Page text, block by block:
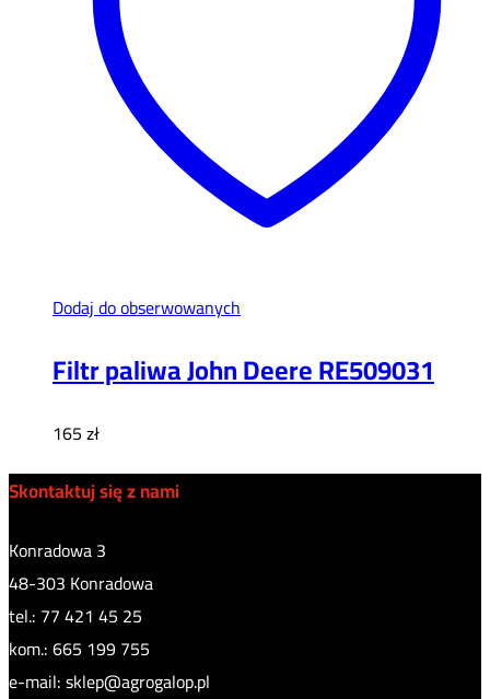
Dodaj do obserwowanych
Filtr paliwa John Deere RE509031
165zł
Skontaktuj się z nami
Konradowa 3
48-303 Konradowa
tel.: 77 421 45 25
kom.: 665 199 755
e-mail: sklep@agrogalop.pl